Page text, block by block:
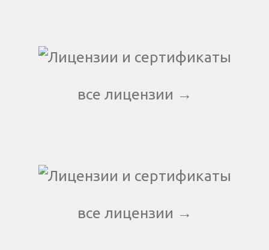
все лицензии →
все лицензии →